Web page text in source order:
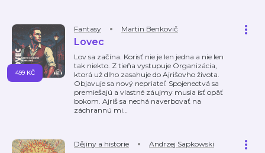
Fantasy Martin Benkovič
Lovec
Lov sa začína. Korisť nie je len jedna a nie len
tak niekto. Z tieňa vystupuje Organizácia,
ktorá už dlho zasahuje do Ajrišovho života.
Objavuje sa nový nepriateľ. Spojenectvá sa
premiešajú a vlastné záujmy musia ísť opäť
bokom. Ajriš sa nechá naverbovať na
záchrannú mi…
499 KČ
Dějiny a historie Andrzej Sapkowski